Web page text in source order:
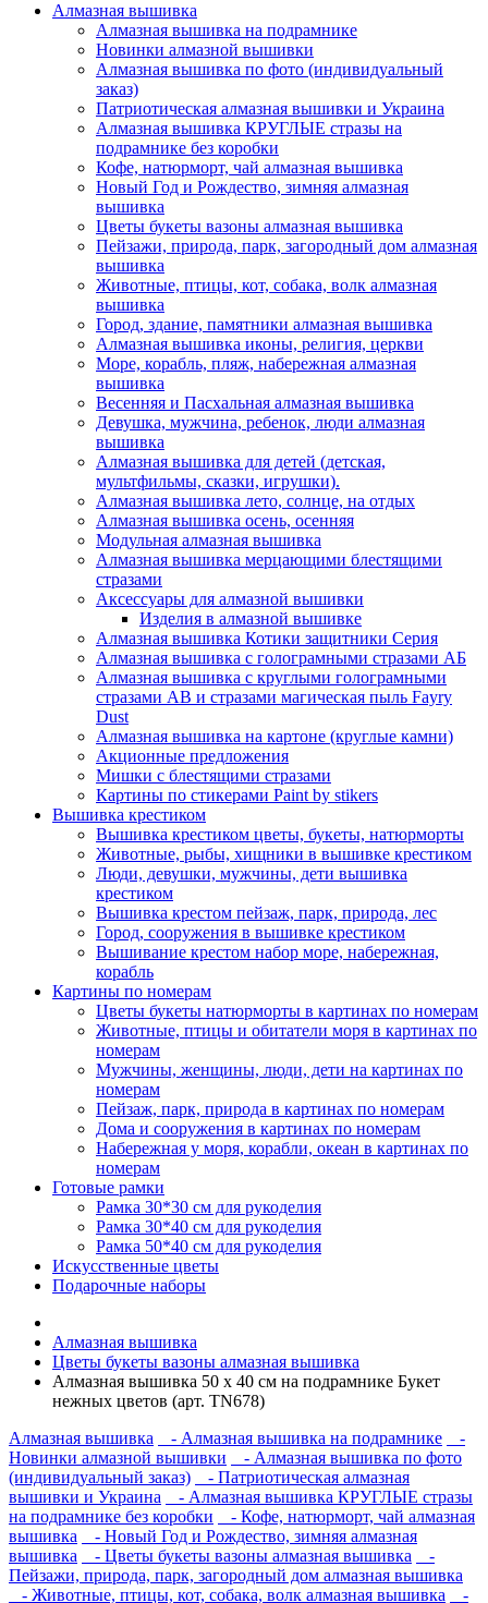
Алмазная вышивка
Алмазная вышивка на подрамнике
Новинки алмазной вышивки
Алмазная вышивка по фото (индивидуальный
заказ)
Патриотическая алмазная вышивки и Украина
Алмазная вышивка КРУГЛЫЕ стразы на
подрамнике без коробки
Кофе, натюрморт, чай алмазная вышивка
Новый Год и Рождество, зимняя алмазная
вышивка
Цветы букеты вазоны алмазная вышивка
Пейзажи, природа, парк, загородный дом алмазная
вышивка
Животные, птицы, кот, собака, волк алмазная
вышивка
Город, здание, памятники алмазная вышивка
Алмазная вышивка иконы, религия, церкви
Море, корабль, пляж, набережная алмазная
вышивка
Весенняя и Пасхальная алмазная вышивка
Девушка, мужчина, ребенок, люди алмазная
вышивка
Алмазная вышивка для детей (детская,
мультфильмы, сказки, игрушки).
Алмазная вышивка лето, солнце, на отдых
Алмазная вышивка осень, осенняя
Модульная алмазная вышивка
Алмазная вышивка мерцающими блестящими
стразами
Аксессуары для алмазной вышивки
Изделия в алмазной вышивке
Алмазная вышивка Котики защитники Серия
Алмазная вышивка с голограмными стразами АБ
Алмазная вышивка с круглыми голограмными
стразами AB и стразами магическая пыль Fayry
Dust
Алмазная вышивка на картоне (круглые камни)
Акционные предложения
Мишки с блестящими стразами
Картины по стикерами Paint by stikers
Вышивка крестиком
Вышивка крестиком цветы, букеты, натюрморты
Животные, рыбы, хищники в вышивке крестиком
Люди, девушки, мужчины, дети вышивка
крестиком
Вышивка крестом пейзаж, парк, природа, лес
Город, сооружения в вышивке крестиком
Вышивание крестом набор море, набережная,
корабль
Картины по номерам
Цветы букеты натюрморты в картинах по номерам
Животные, птицы и обитатели моря в картинах по
номерам
Мужчины, женщины, люди, дети на картинах по
номерам
Пейзаж, парк, природа в картинах по номерам
Дома и сооружения в картинах по номерам
Набережная у моря, корабли, океан в картинах по
номерам
Готовые рамки
Рамка 30*30 см для рукоделия
Рамка 30*40 см для рукоделия
Рамка 50*40 см для рукоделия
Искусственные цветы
Подарочные наборы
Алмазная вышивка
Цветы букеты вазоны алмазная вышивка
Алмазная вышивка 50 х 40 см на подрамнике Букет
нежных цветов (арт. TN678)
Алмазная вышивка
- Алмазная вышивка на подрамнике
-
Новинки алмазной вышивки
- Алмазная вышивка по фото
(индивидуальный заказ)
- Патриотическая алмазная
вышивки и Украина
- Алмазная вышивка КРУГЛЫЕ стразы
на подрамнике без коробки
- Кофе, натюрморт, чай алмазная
вышивка
- Новый Год и Рождество, зимняя алмазная
вышивка
- Цветы букеты вазоны алмазная вышивка
-
Пейзажи, природа, парк, загородный дом алмазная вышивка
- Животные, птицы, кот, собака, волк алмазная вышивка
-